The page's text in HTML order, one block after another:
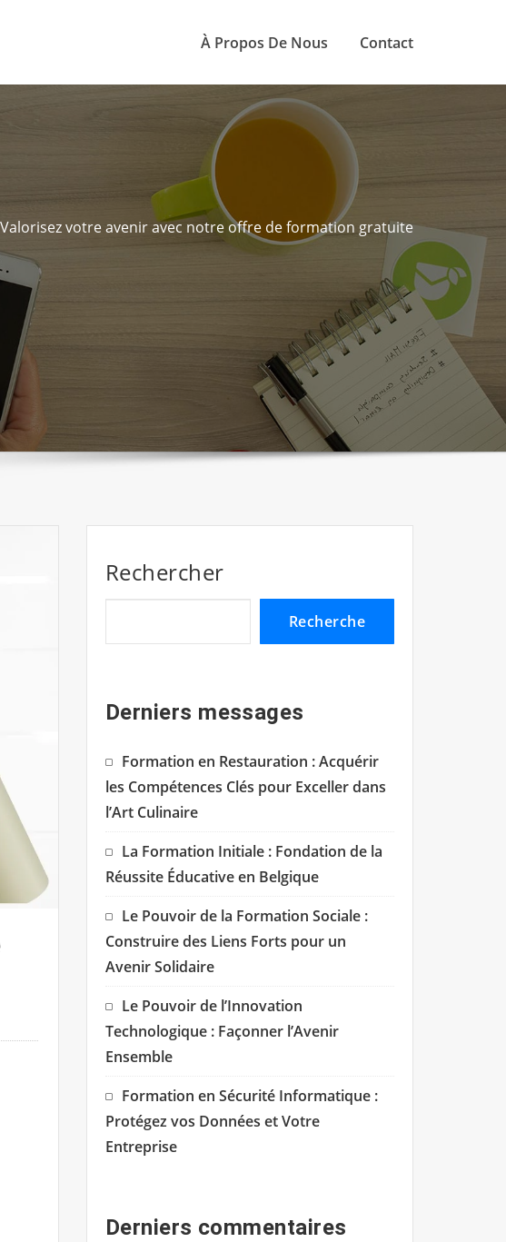
À Propos De Nous Contact
Valorisez votre avenir avec notre offre de formation gratuite
Rechercher
Recherche
Derniers messages
Formation en Restauration : Acquérir
les Compétences Clés pour Exceller dans
l’Art Culinaire
La Formation Initiale : Fondation de la
Réussite Éducative en Belgique
Le Pouvoir de la Formation Sociale :
Construire des Liens Forts pour un
Avenir Solidaire
Le Pouvoir de l’Innovation
Technologique : Façonner l’Avenir
Ensemble
Formation en Sécurité Informatique :
Protégez vos Données et Votre
Entreprise
Derniers commentaires